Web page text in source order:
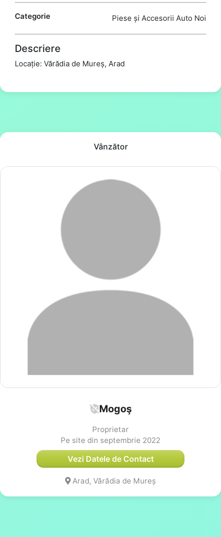
Categorie Piese și Accesorii Auto Noi
Descriere
Locație: Vărădia de Mureș, Arad
Vânzător
Mogoş
Proprietar
Pe site din septembrie 2022
Vezi Datele de Contact
Arad, Vărădia de Mureș